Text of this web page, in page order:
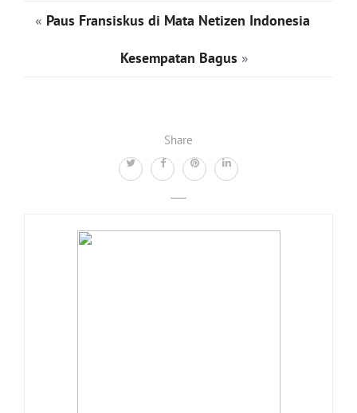
Share
« Paus Fransiskus di Mata Netizen Indonesia
Kesempatan Bagus »